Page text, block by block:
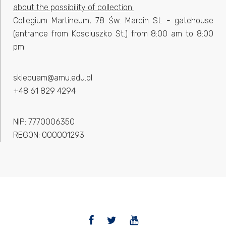
about the possibility of collection:
Collegium Martineum, 78 Św. Marcin St. - gatehouse
(entrance from Kosciuszko St.) from 8:00 am to 8:00
pm
sklepuam@amu.edu.pl
+48 61 829 4294
NIP: 7770006350
REGON: 000001293